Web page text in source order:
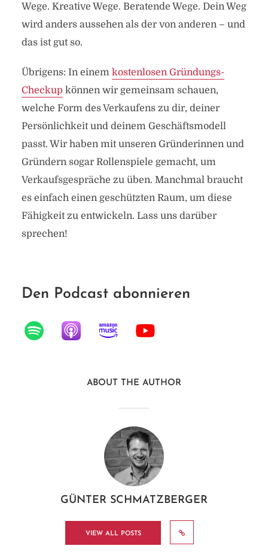
Wege. Kreative Wege. Beratende Wege. Dein Weg
wird anders aussehen als der von anderen – und
das ist gut so.
Übrigens: In einem kostenlosen Gründungs-
Checkupkönnen wir gemeinsam schauen,
welche Form des Verkaufens zu dir, deiner
Persönlichkeit und deinem Geschäftsmodell
passt. Wir haben mit unseren Gründerinnen und
Gründern sogar Rollenspiele gemacht, um
Verkaufsgespräche zu üben. Manchmal braucht
es einfach einen geschützten Raum, um diese
Fähigkeit zu entwickeln. Lass uns darüber
sprechen!
Den Podcast abonnieren
ABOUT THE AUTHOR
GÜNTER SCHMATZBERGER
VIEW ALL POSTS